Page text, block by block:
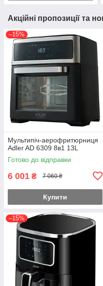
Акційні пропозиції та
–15%
Мультипіч-аерофритюрниця
Adler AD 6309 8в1 13L
Готово до відправки
6 001 ₴ 7 060 ₴
Купити
–15%